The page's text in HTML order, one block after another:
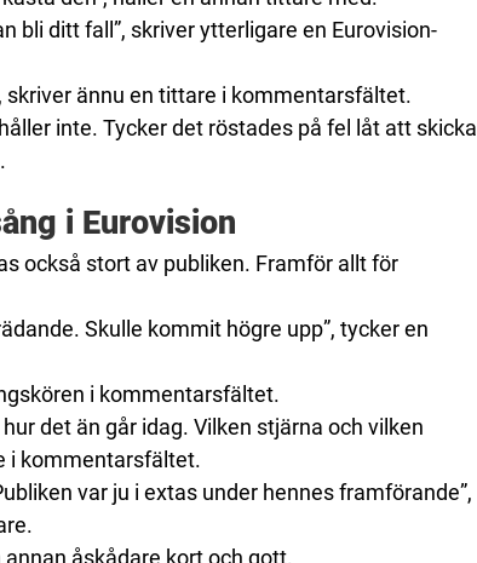
bli ditt fall”, skriver ytterligare en Eurovision-
skriver ännu en tittare i kommentarsfältet.
inte. Tycker det röstades på fel låt att skicka
i Eurovision
också stort av publiken. Framför allt för
Skulle kommit högre upp”, tycker en
i kommentarsfältet.
det än går idag. Vilken stjärna och vilken
i kommentarsfältet.
var ju i extas under hennes framförande”,
annan åskådare kort och gott.